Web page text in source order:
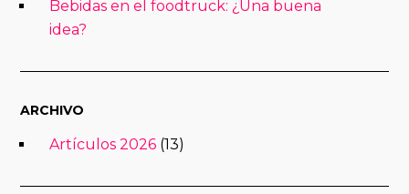
Bebidas en el foodtruck: ¿Una buena
idea?
ARCHIVO
Artículos 2026 (13)